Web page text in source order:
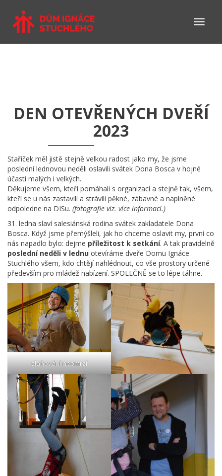
DEN OTEVŘENÝCH DVEŘÍ
2023
Staříček měl jistě stejně velkou radost jako my, že jsme
poslední lednovou neděli oslavili svátek Dona Bosca v hojné
účasti malých i velkých.
Děkujeme všem, kteří pomáhali s organizací a stejně tak, všem,
kteří se u nás zastavili a strávili pěkné, zábavné a naplněné
odpoledne na DISu. (fotografie viz. více informací.)
31. ledna slaví salesiánská rodina svátek zakladatele Dona
Bosca. Když jsme přemýšleli, jak ho chceme oslavit my, první co
nás napadlo bylo: dejme příležitost k setkání. A tak pravidelně
poslední neděli v lednu otevíráme dveře Domu Ignáce
Stuchlého všem, kdo chtějí nahlédnout, co vše prostory určené
především pro mládež nabízení. SPOLEČNĚ se to lépe táhne.
slaňování neomrzí